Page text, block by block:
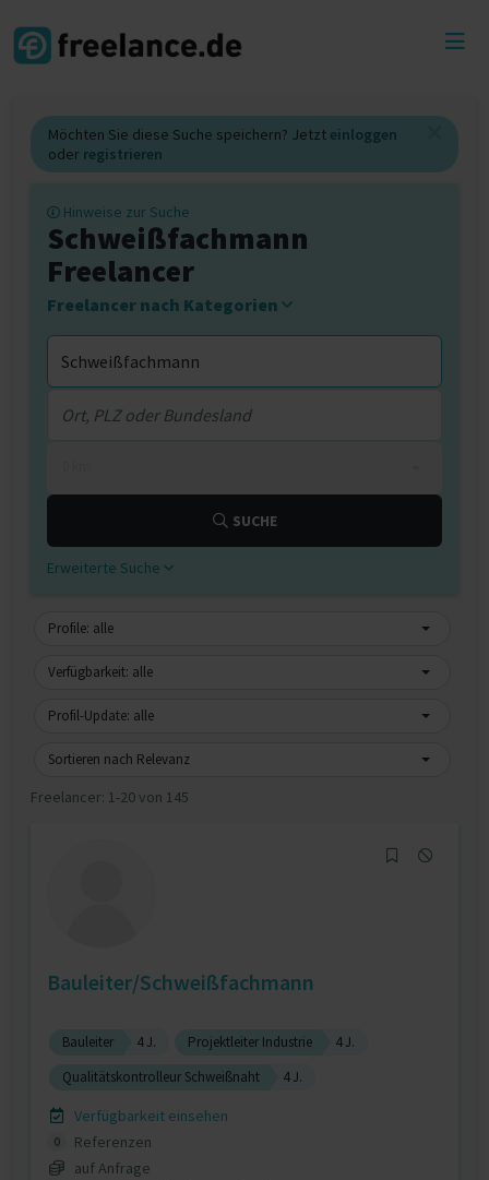
Möchten Sie diese Suche speichern? Jetzt einloggen
oder registrieren
Hinweise zur Suche
Schweißfachmann
Freelancer
Freelancer nach Kategorien
SUCHE
Erweiterte Suche
Profile: alle
Verfügbarkeit: alle
Profil-Update: alle
Sortieren nach Relevanz
Freelancer: 1-20 von 145
Bauleiter/Schweißfachmann
Bauleiter 4 J. Projektleiter Industrie
4 J.
Qualitätskontrolleur Schweißnaht
4 J.
Verfügbarkeit einsehen
0
Referenzen
auf Anfrage